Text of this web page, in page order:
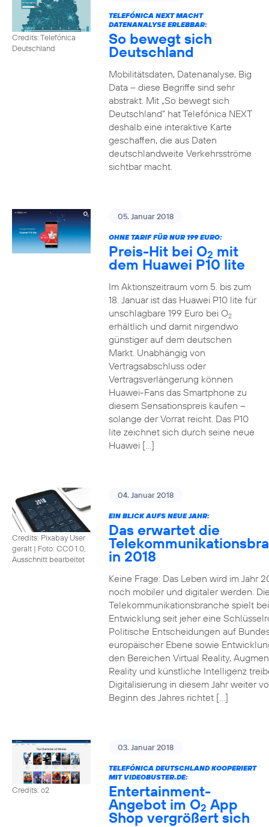
Credits: Telefónica
Deutschland
TELEFÓNICA NEXT MACHT
DATENANALYSE ERLEBBAR:
So bewegt sich
Deutschland
Mobilitätsdaten, Datenanalyse, Big
Data – diese Begriffe sind sehr
abstrakt. Mit „So bewegt sich
Deutschland“ hat Telefónica NEXT
deshalb eine interaktive Karte
geschaffen, die aus Daten
deutschlandweite Verkehrsströme
sichtbar macht.
05. Januar 2018
OHNE TARIF FÜR NUR 199 EURO:
Preis-Hit bei O2 mit
dem Huawei P10 lite
Im Aktionszeitraum vom 5. bis zum
18. Januar ist das Huawei P10 lite für
unschlagbare 199 Euro bei O2
erhältlich und damit nirgendwo
günstiger auf dem deutschen
Markt. Unabhängig von
Vertragsabschluss oder
Vertragsverlängerung können
Huawei-Fans das Smartphone zu
diesem Sensationspreis kaufen –
solange der Vorrat reicht. Das P10
lite zeichnet sich durch seine neue
Huawei […]
Credits: Pixabay User
geralt | Foto: CC0 1.0,
Ausschnitt bearbeitet
04. Januar 2018
EIN BLICK AUFS NEUE JAHR:
Das erwartet die
in 2018
Keine Frage: Das Leben wird im Jahr
noch mobiler und digitaler werden.
Telekommunikationsbranche spielt
Entwicklung seit jeher eine
Politische Entscheidungen auf
europäischer Ebene sowie
den Bereichen Virtual Reality,
Reality und künstliche Intelligenz
Digitalisierung in diesem Jahr weiter
Beginn des Jahres richtet […]
Credits: o2
03. Januar 2018
TELEFÓNICA DEUTSCHLAND KOOPERIERT
MIT VIDEOBUSTER.DE:
Entertainment-
Angebot im O2 App
Shop vergrößert sich